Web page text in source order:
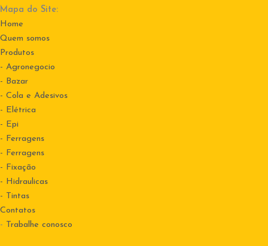
Mapa do Site:
Home
Quem somos
Produtos
- Agronegocio
- Bazar
- Cola e Adesivos
- Elétrica
- Epi
- Ferragens
- Ferragens
- Fixação
- Hidraulicas
- Tintas
Contatos
- Trabalhe conosco